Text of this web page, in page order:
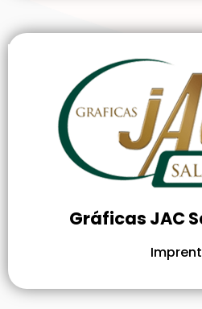
Gráficas JAC